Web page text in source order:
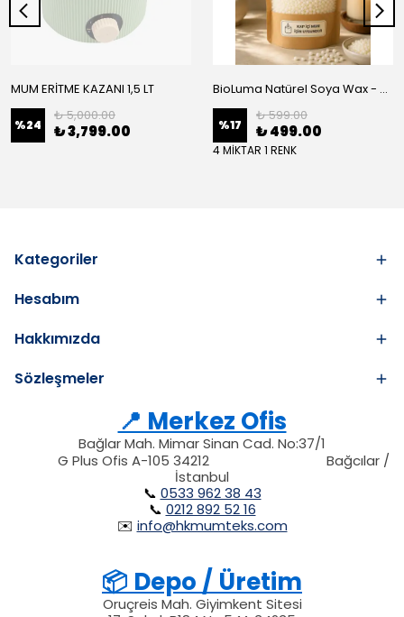
MUM ERİTME KAZANI 1,5 LT
%24
₺ 5,000.00
₺ 3,799.00
BioLuma Natürel Soya Wax - Kap İçi Mum
%17
₺ 599.00
₺ 499.00
4 MİKTAR 1 RENK
Kategoriler
Hesabım
Hakkımızda
Sözleşmeler
📍 Merkez Ofis
Bağlar Mah. Mimar Sinan Cad. No:37/1
G Plus Ofis A-105 34212
Bağcılar /
İstanbul
📞 0533 962 38 43
📞 0212 892 52 16
✉️ info@hkmumteks.com
📦 Depo / Üretim
Oruçreis Mah. Giyimkent Sitesi